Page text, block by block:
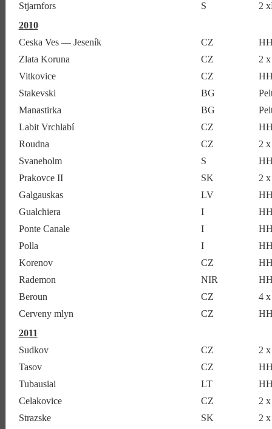
Stjarnfors
S
2
2010
Ceska Ves — Jeseník
CZ
Zlata Koruna
CZ
2
Vitkovice
CZ
Stakevski
BG
Manastirka
BG
Labit Vrchlabí
CZ
Roudna
CZ
2
Svaneholm
S
Prakovce II
SK
2
Galgauskas
LV
Gualchiera
I
Ponte Canale
I
Polla
I
Korenov
CZ
Rademon
NIR
Beroun
CZ
4
Cerveny mlyn
CZ
2011
Sudkov
CZ
2
Tasov
CZ
Tubausiai
LT
Celakovice
CZ
2
Strazske
SK
2